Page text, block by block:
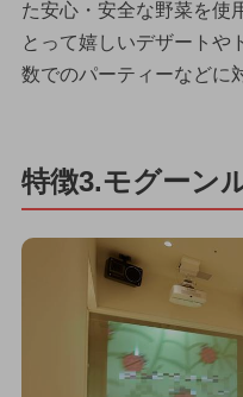
た安心・安全な野菜を使
とって嬉しいデザートや
数でのパーティーなどに
特徴3.モグーン